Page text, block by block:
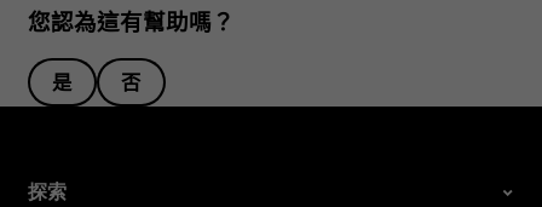
您認為這有幫助嗎？
是 否
探索